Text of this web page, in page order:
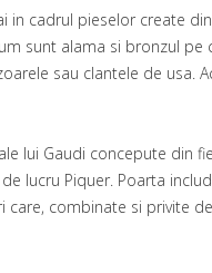
in cadrul pieselor create din
sunt alama si bronzul
sau clantele de usa.
lui Gaudi concepute din
lucru Piquer. Poarta
combinate si privite